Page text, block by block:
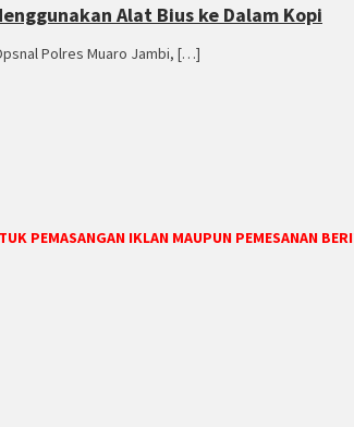
Alat Bius ke Dalam Kopi
Polres Muaro Jambi, […]
PEMASANGAN IKLAN MAUPUN PEMESANAN